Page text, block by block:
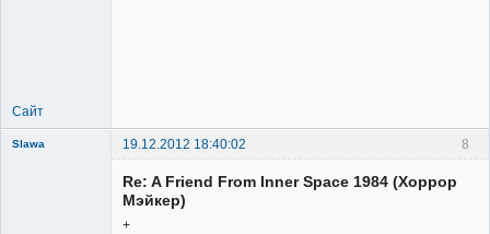
Сайт
8
Slawa
19.12.2012 18:40:02
Re: A Friend From Inner Space 1984 (Хоррор
Мэйкер)
+